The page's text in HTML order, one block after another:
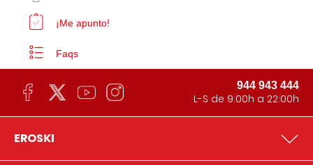
¡Me apunto!
Faqs
944 943 444
L-S de 9:00h a 22:00h
EROSKI